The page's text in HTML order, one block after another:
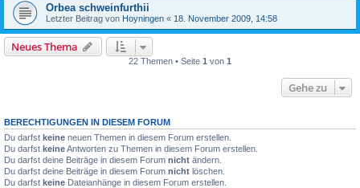
Orbea schweinfurthii
Letzter Beitrag von Hoyningen « 18. November 2009, 14:58
Neues Thema
22 Themen • Seite 1 von 1
Gehe zu
BERECHTIGUNGEN IN DIESEM FORUM
Du darfst keine neuen Themen in diesem Forum erstellen.
Du darfst keineAntworten zu Themen in diesem Forum erstellen.
Du darfst deine Beiträge in diesem Forum nicht ändern.
Du darfst deine Beiträge in diesem Forum nicht löschen.
Du darfst keine Dateianhänge in diesem Forum erstellen.